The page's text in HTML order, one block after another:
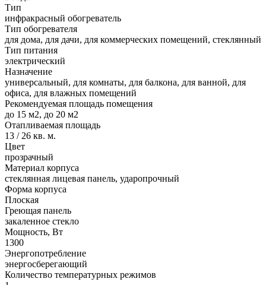
Тип
инфракрасный обогреватель
Тип обогревателя
для дома, для дачи, для коммерческих помещений, стеклянный
Тип питания
электрический
Назначение
универсальный, для комнаты, для балкона, для ванной, для
офиса, для влажных помещений
Рекомендуемая площадь помещения
до 15 м2, до 20 м2
Отапливаемая площадь
13 / 26 кв. м.
Цвет
прозрачный
Материал корпуса
стеклянная лицевая панель, ударопрочный
Форма корпуса
Плоская
Греющая панель
закаленное стекло
Мощность, Вт
1300
Энергопотребление
энергосберегающий
Количество температурных режимов